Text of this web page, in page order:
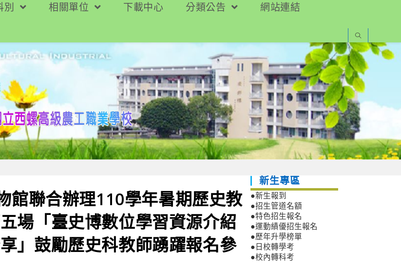
相關單位 下載中心 分類公告
網站連結
館聯合辦理110學年暑期歷史教
場「臺史博數位學習資源介紹
」鼓勵歷史科教師踴躍報名參
新生專區
●新生報到
●招生管道名額
●特色招生報名
●運動績優招生報名
●歷年升學榜單
●日校轉學考
●校內轉科考